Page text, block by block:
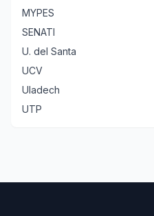
MYPES
SENATI
U. del Santa
UCV
Uladech
UTP